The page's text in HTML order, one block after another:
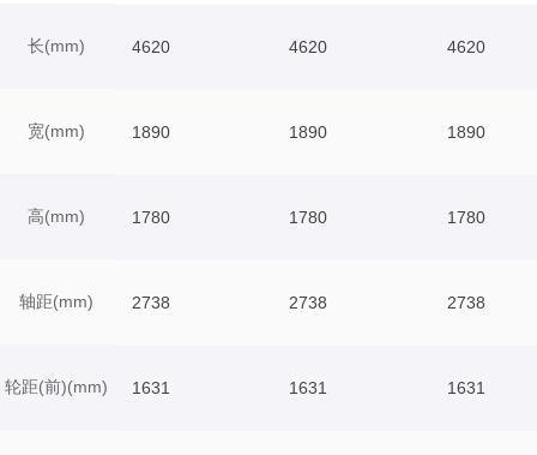
长(mm)
宽(mm)
高(mm)
轴距(mm)
轮距(前)(mm)
4620 4620 4620
1890 1890 1890
1780 1780 1780
2738 2738 2738
1631 1631 1631